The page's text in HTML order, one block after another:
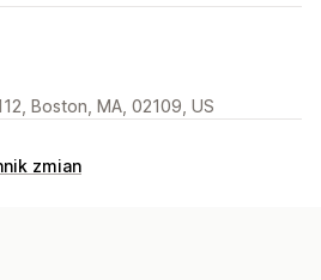
Boston, MA, 02109, US
zmian